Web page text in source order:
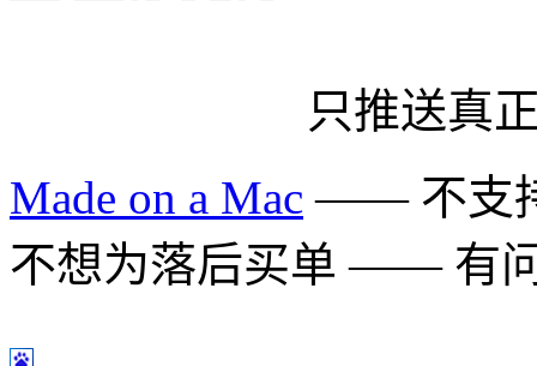
只推送真
Made on a Mac —— 不支
不想为落后买单 —— 有